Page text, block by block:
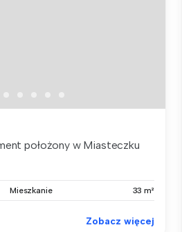
położony w Miasteczku
Mieszkanie 33 m²
Zobacz więcej